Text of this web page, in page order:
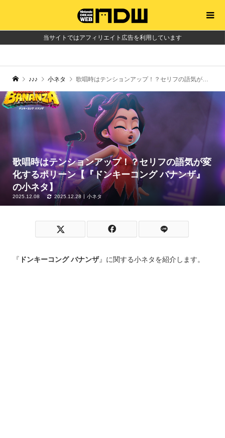
当サイトではアフィリエイト広告を利用しています
♪♪♪ 小ネタ 歌唱時はテンションアップ！？セリフの語気が変化するポリーン【『ドンキーコング バナンザ』の小ネタ】
歌唱時はテンションアップ！？セリフの語気が変
化するポリーン【『ドンキーコング バナンザ』
の小ネタ】
2025.12.08 2025.12.28 小ネタ
『 ドンキーコング バナンザ』に関する小ネタを紹介します。